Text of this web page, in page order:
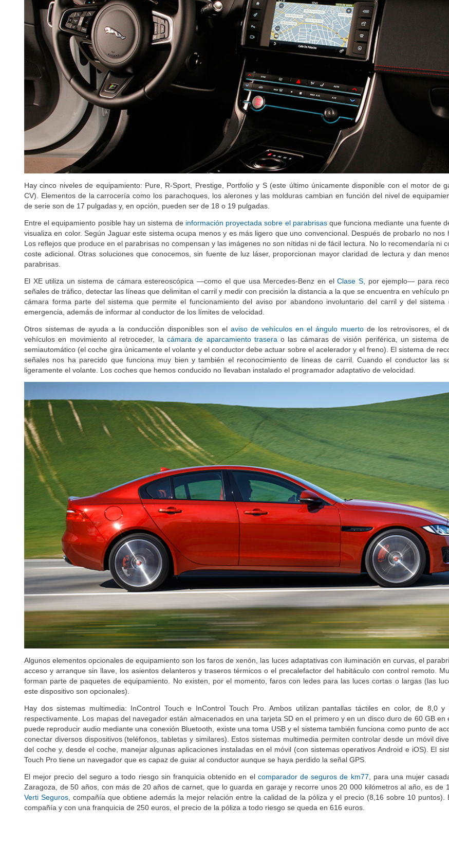
Hay cinco niveles de equipamiento: Pure, R-Sport, Prestige, Portfolio y S (este último únicamente disponible con el motor de
CV). Elementos de la carrocería como los parachoques, los alerones y las molduras cambian en función del nivel de
de serie son de 17 pulgadas y, en opción, pueden ser de 18 o 19 pulgadas.
Entre el equipamiento posible hay un sistema de información proyectada sobre el parabrisasque funciona mediante una fuente
visualiza en color. Según Jaguar este sistema ocupa menos y es más ligero que uno convencional. Después de probarlo no nos
Los reflejos que produce en el parabrisas no compensan y las imágenes no son nítidas ni de fácil lectura. No lo recomendaría ni
coste adicional. Otras soluciones que conocemos, sin fuente de luz láser, proporcionan mayor claridad de lectura y dan
parabrisas.
El XE utiliza un sistema de cámara estereoscópica —como el que usa Mercedes-Benz en elClase S, por ejemplo— para
señales de tráfico, detectar las líneas que delimitan el carril y medir con precisión la distancia a la que se encuentra en vehículo
cámara forma parte del sistema que permite el funcionamiento del aviso por abandono involuntario del carril y del sistema
emergencia, además de informar al conductor de los límites de velocidad.
Otros sistemas de ayuda a la conducción disponibles son el aviso de vehículos en el ángulo muerto de los retrovisores, el
vehículos en movimiento al retroceder, la cámara de aparcamiento traserao las cámaras de visión periférica, un sistema
semiautomático (el coche gira únicamente el volante y el conductor debe actuar sobre el acelerador y el freno). El sistema de
señales nos ha parecido que funciona muy bien y también el reconocimiento de líneas de carril. Cuando el conductor las
ligeramente el volante. Los coches que hemos conducido no llevaban instalado el programador adaptativo de velocidad.
Algunos elementos opcionales de equipamiento son los faros de xenón, las luces adaptativas con iluminación en curvas, el
acceso y arranque sin llave, los asientos delanteros y traseros térmicos o el precalefactor del habitáculo con control remoto.
forman parte de paquetes de equipamiento. No existen, por el momento, faros con ledes para las luces cortas o largas (las
este dispositivo son opcionales).
Hay dos sistemas multimedia: InControl Touch e InControl Touch Pro. Ambos utilizan pantallas táctiles en color, de 8,0 y
respectivamente. Los mapas del navegador están almacenados en una tarjeta SD en el primero y en un disco duro de 60 GB en
puede reproducir audio mediante una conexión Bluetooth, existe una toma USB y el sistema también funciona como punto de
conectar diversos dispositivos (teléfonos, tabletas y similares). Estos sistemas multimedia permiten controlar desde un móvil
del coche y, desde el coche, manejar algunas aplicaciones instaladas en el móvil (con sistemas operativos Android e iOS). El
Touch Pro tiene un navegador que es capaz de guiar al conductor aunque se haya perdido la señal GPS.
El mejor precio del seguro a todo riesgo sin franquicia obtenido en el comparador de seguros de km77 , para una mujer
Zaragoza, de 50 años, con más de 20 años de carnet, que lo guarda en garaje y recorre unos 20 000 kilómetros al año, es de
Verti Seguros , compañía que obtiene además la mejor relación entre la calidad de la póliza y el precio (8,16 sobre 10 puntos).
compañía y con una franquicia de 250 euros, el precio de la póliza a todo riesgo se queda en 616 euros.